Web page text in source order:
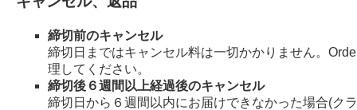
締切前のキャンセル
締切日まではキャンセル料は一切かかりません。
理してください。
締切後６週間以上経過後のキャンセル
締切日から６週間以内にお届けできなかった場合(ク